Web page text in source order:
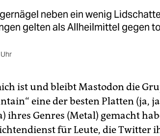
neben ein wenig
gelten als Allheilmittel gegen
ist und bleibt Mastodon die
eine der besten Platten (ja,
ihres Genres (Metal) gemacht
für Leute, die Twitter